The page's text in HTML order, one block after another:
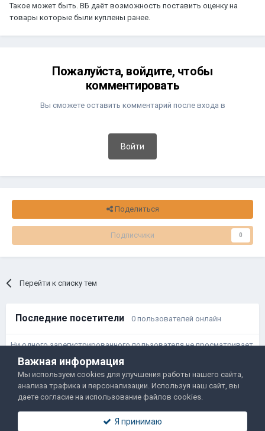
Такое может быть. ВБ даёт возможность поставить оценку на
товары которые были куплены ранее.
Пожалуйста, войдите, чтобы
комментировать
Вы сможете оставить комментарий после входа в
Войти
Поделиться
Подписчики 0
Перейти к списку тем
Последние посетители 0 пользователей онлайн
Ни одного зарегистрированного пользователя не просматривает
данную страницу
Правила и условия
Политика обработки данных
Двамп 2022-2025
Важная информация
Мы используем cookies для улучшения работы нашего сайта,
анализа трафика и персонализации. Используя наш сайт, вы
даете согласие на использование файлов cookies.
Я принимаю